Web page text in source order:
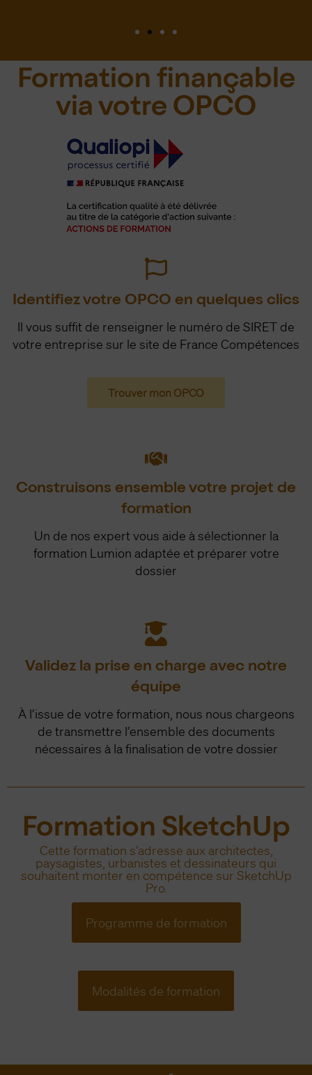
Formation finançable
via votre OPCO
Identifiez votre OPCO en quelques clics
Il vous suffit de renseigner le numéro de SIRET de
votre entreprise sur le site de France Compétences
Trouver mon OPCO
Construisons ensemble votre projet de
formation
Un de nos expert vous aide à sélectionner la
formation Lumion adaptée et préparer votre
dossier
Validez la prise en charge avec notre
équipe
À l’issue de votre formation, nous nous chargeons
de transmettre l’ensemble des documents
nécessaires à la finalisation de votre dossier
Formation SketchUp
Programme de formation
Modalités de formation
Cette formation s’adresse aux architectes,
paysagistes, urbanistes et dessinateurs qui
souhaitent monter en compétence sur SketchUp
Pro.